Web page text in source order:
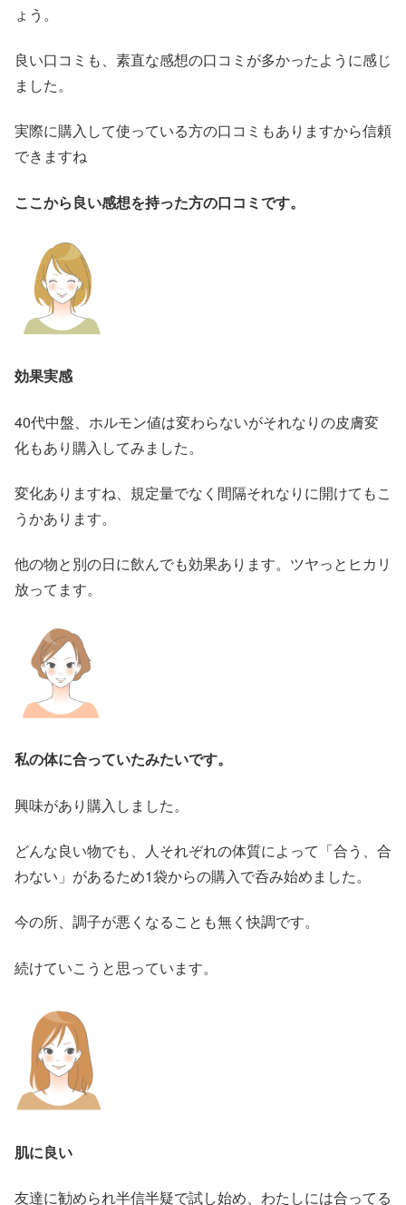
ょう。
良い口コミも、素直な感想の口コミが多かったように感じ
ました。
実際に購入して使っている方の口コミもありますから信頼
できますね
ここから良い感想を持った方の口コミです。
効果実感
40代中盤、ホルモン値は変わらないがそれなりの皮膚変
化もあり購入してみました。
変化ありますね、規定量でなく間隔それなりに開けてもこ
うかあります。
他の物と別の日に飲んでも効果あります。ツヤっとヒカリ
放ってます。
私の体に合っていたみたいです。
興味があり購入しました。
どんな良い物でも、人それぞれの体質によって「合う、合
わない」があるため1袋からの購入で呑み始めました。
今の所、調子が悪くなることも無く快調です。
続けていこうと思っています。
肌に良い
友達に勧められ半信半疑で試し始め、わたしには合ってる